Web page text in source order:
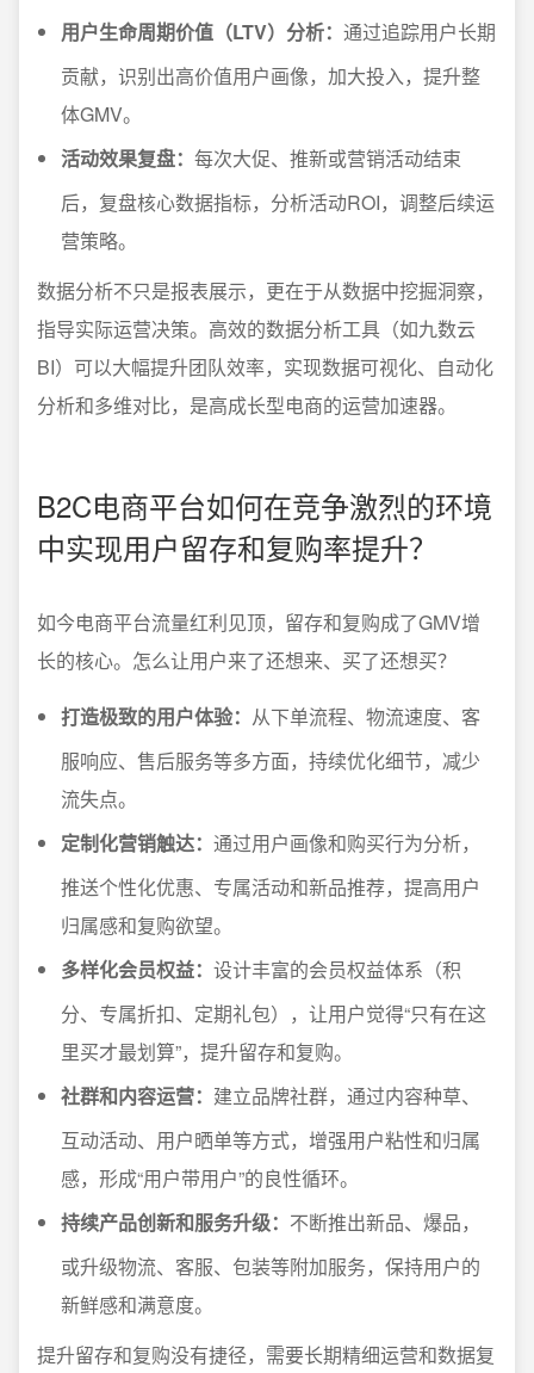
用户生命周期价值（LTV）分析： 通过追踪用户长期
贡献，识别出高价值用户画像，加大投入，提升整
体GMV。
活动效果复盘： 每次大促、推新或营销活动结束
后，复盘核心数据指标，分析活动ROI，调整后续运
营策略。
数据分析不只是报表展示，更在于从数据中挖掘洞察，
指导实际运营决策。高效的数据分析工具（如九数云
BI）可以大幅提升团队效率，实现数据可视化、自动化
分析和多维对比，是高成长型电商的运营加速器。
B2C电商平台如何在竞争激烈的环境
中实现用户留存和复购率提升？
如今电商平台流量红利见顶，留存和复购成了GMV增
长的核心。怎么让用户来了还想来、买了还想买？
打造极致的用户体验： 从下单流程、物流速度、客
服响应、售后服务等多方面，持续优化细节，减少
流失点。
定制化营销触达： 通过用户画像和购买行为分析，
推送个性化优惠、专属活动和新品推荐，提高用户
归属感和复购欲望。
多样化会员权益： 设计丰富的会员权益体系（积
分、专属折扣、定期礼包），让用户觉得“只有在这
里买才最划算”，提升留存和复购。
社群和内容运营： 建立品牌社群，通过内容种草、
互动活动、用户晒单等方式，增强用户粘性和归属
感，形成“用户带用户”的良性循环。
持续产品创新和服务升级： 不断推出新品、爆品，
或升级物流、客服、包装等附加服务，保持用户的
新鲜感和满意度。
提升留存和复购没有捷径，需要长期精细运营和数据复